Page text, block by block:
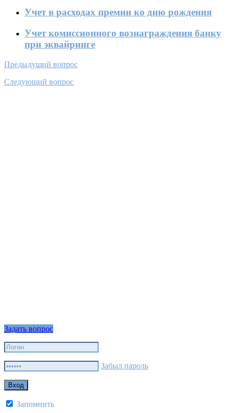
Учет в расходах премии ко дню рождения
Учет комиссионного вознаграждения банку
при эквайринге
Предыдущий вопрос
Следующий вопрос
Задать вопрос
Забыл пароль
Запомнить